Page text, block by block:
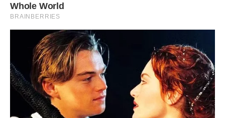
Відтоді вони разом. Через два роки у них народилася
спільна дитина, синочок Данило. Степан став люблячим і
турботливим батьком для всіх дітей. Ніколи не ділив їх на
своїх і чужих. А з часом їхні дві двокімнатні квартири той
же начальник обласної адміністрації обміняв на
чотирикімнатну.
Ось так знайшов Максим Валерійович собі квартирантку і
щастя на все подальше життя, не забуваючи при цьому і
старшу донечку Вікторію, яка стала частою гостею в